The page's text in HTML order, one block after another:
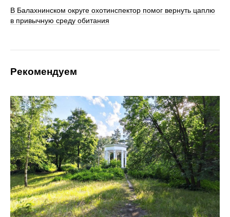
В Балахнинском округе охотинспектор помог вернуть цаплю
в привычную среду обитания
Рекомендуем